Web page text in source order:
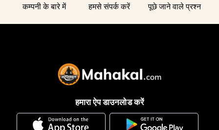
कम्पनी के बारे में हमसे संपर्क करें पूछे जाने वाले प्रश्न
हमारा ऐप डाउनलोड करें